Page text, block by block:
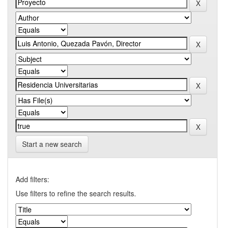
Start a new search
Add filters:
Use filters to refine the search results.